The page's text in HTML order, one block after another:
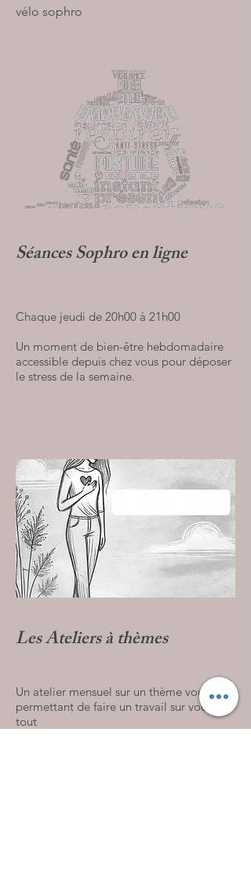
vélo sophro
Séances Sophro en ligne
Chaque jeudi de 20h00 à 21h00
Un moment de bien-être hebdomadaire
accessible depuis chez vous pour déposer
le stress de la semaine.
Les Ateliers à thèmes
Un atelier mensuel sur un thème vous
permettant de faire un travail sur vous
tout